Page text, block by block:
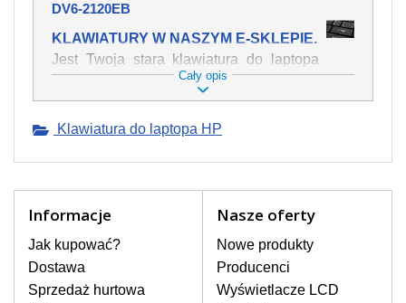
DV6-2120EB
KLAWIATURY W NASZYM E-SKLEPIE.
Jest Twoja stara klawiatura do laptopa
HP Pavilion dv6-2120eb mechanicznie
uszkodzona, polałeś ją płynem, który
swojej pozycji? Kup nową klawiaturę,
Oferujemy oryginalne klawiatury w
stronie internetowej ją znajdziesz za
pomocy wyszukiwarki. Wystarczy znać
model laptopa. Przy każdej klawiaturze
nie może brakować szczególowe zdjęcie
do aktualnego stanu naszego magazynu.
Cały opis
Klawiatura do laptopa HP
Informacje
Jak kupować?
Dostawa
Sprzedaż hurtowa
Nasze oferty
Nowe produkty
Producenci
Wyświetlacze LCD